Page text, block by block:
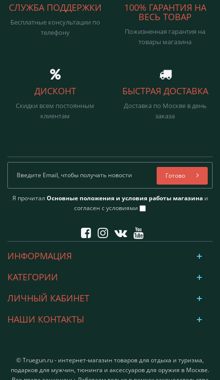
СЛУЖБА ПОДДЕРЖКИ
Бесплатные консультации по
телефону
100% ГАРАНТИЯ НА
ВЕСЬ ТОВАР
Пожизненная гарантия на
товары магазина
ДИСКОНТ
Скидки всем постоянным
клиентам
БЫСТРАЯ ДОСТАВКА
Доставка по Москве в день
заказа
Я прочитал Основные положения и условия работы магазинаи
согласен с условиями
Готово
ИНФОРМАЦИЯ
КАТЕГОРИИ
ЛИЧНЫЙ КАБИНЕТ
НАШИ КОНТАКТЫ
© Truegun.ru - интернет-магазин товаров для отдыха и туризма,
подарков для мужчин, тюнинга и аксессуаров для оружия в Москве.